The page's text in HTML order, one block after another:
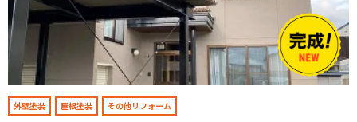
外壁塗装 屋根塗装 その他リフォーム